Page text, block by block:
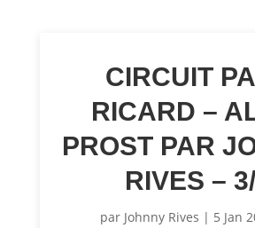
CIRCUIT
RICARD –
PROST PAR
RIVES –
par Johnny Rives | 5 Jan